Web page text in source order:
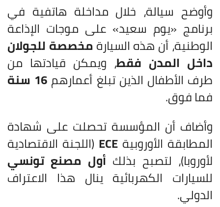
وأوضح سيالة، خلال مداخلة هاتفية في
برنامج «يوم سعيد» على موجات الإذاعة
الوطنية، أن هذه السيارة مخصصة للجولان
داخل المدن فقط، ويمكن قيادتها من
طرف الأطفال الذين تبلغ أعمارهم
فما فوق.
وأضاف أن المؤسسة تحصلت على شهادة
المطابقة الأوروبية ECE (اللجنة الاقتصادية
لأوروبا)، لتصبح بذلك أول مصنع تونسي
للسيارات الكهربائية ينال هذا الاعتراف
الدولي.